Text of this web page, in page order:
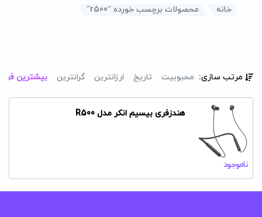
خانه محصولات برچسب خورده “r500”
مرتب سازی: محبوبیت تاریخ ارزانترین گرانترین بیشترین
هندزفری بیسیم انکر مدل R500
ناموجود